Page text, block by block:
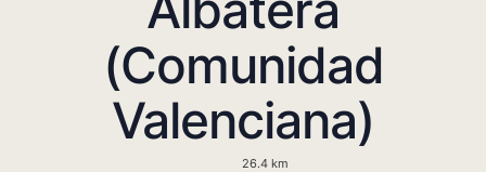
(Comunidad
Valenciana)
26.4 km